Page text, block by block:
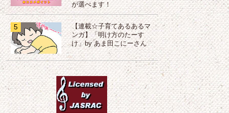
が選べます！
5
【連載☆子育てあるあるマ
ンガ】「明け方のたーす
け」by あま田こにーさん